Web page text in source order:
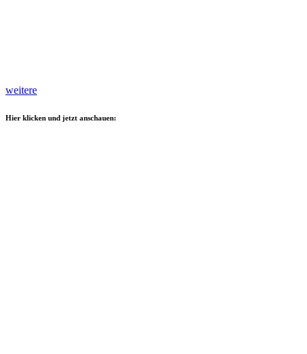
weitere
Hier klicken und jetzt anschauen: